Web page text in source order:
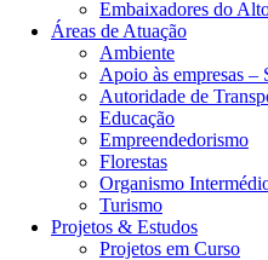
Embaixadores do
Áreas de Atuação
Ambiente
Apoio às empresas –
Autoridade de
Educação
Empreendedorismo
Florestas
Organismo
Turismo
Projetos & Estudos
Projetos em Curso